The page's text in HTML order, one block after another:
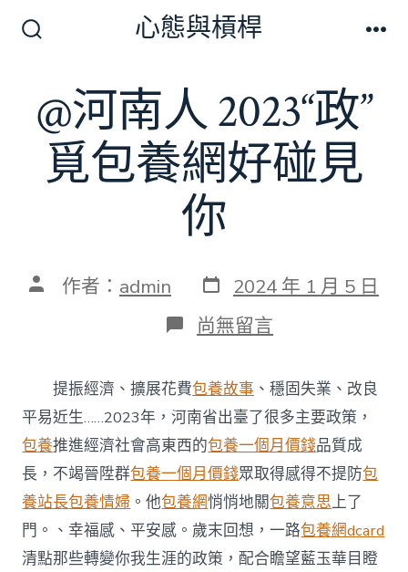
換
開
關
心態與槓桿
@河南人 2023“政”
覓包養網好碰見
你
文 作者： admin 發
表
日
期
2024 年 1 月 5 日
在
〈@
南
人
2023“政”
覓
包
養
網
好
碰
見
你〉
尚無留言
提振經濟、擴展花費包養故事 、穩固失業、改良
平易近生……2023年，河南省出臺了很多主要政策，
包養推進經濟社會高東西的包養一個月價錢品質成
長，不竭晉陞群包養一個月價錢眾取得感得不提防包
養站長包養情婦 。他包養網悄悄地關包養意思上了
門。、幸福感、平安感。歲末回想，一路包養網dcard
清點那些轉變你我生涯的政策，配合瞻望藍玉華目瞪